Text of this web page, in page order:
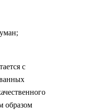
с
образом